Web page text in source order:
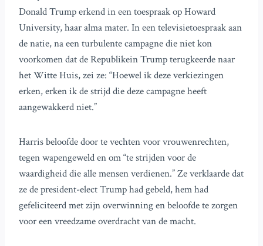
Donald Trump erkend in een toespraak op Howard
University, haar alma mater. In een televisietoespraak aan
de natie, na een turbulente campagne die niet kon
voorkomen dat de Republikein Trump terugkeerde naar
het Witte Huis, zei ze: “Hoewel ik deze verkiezingen
erken, erken ik de strijd die deze campagne heeft
aangewakkerd niet.”
Harris beloofde door te vechten voor vrouwenrechten,
tegen wapengeweld en om “te strijden voor de
waardigheid die alle mensen verdienen.” Ze verklaarde dat
ze de president-elect Trump had gebeld, hem had
gefeliciteerd met zijn overwinning en beloofde te zorgen
voor een vreedzame overdracht van de macht.